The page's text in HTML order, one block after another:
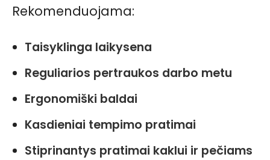
Rekomenduojama:
Taisyklinga laikysena
Reguliarios pertraukos darbo metu
Ergonomiški baldai
Kasdieniai tempimo pratimai
Stiprinantys pratimai kaklui ir pečiams